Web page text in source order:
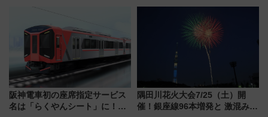
阪神電車初の座席指定サービス
名は「らくやんシート」に！新
隅田川花火大会7/25（土）開
催！銀座線96本増発と 激混みの